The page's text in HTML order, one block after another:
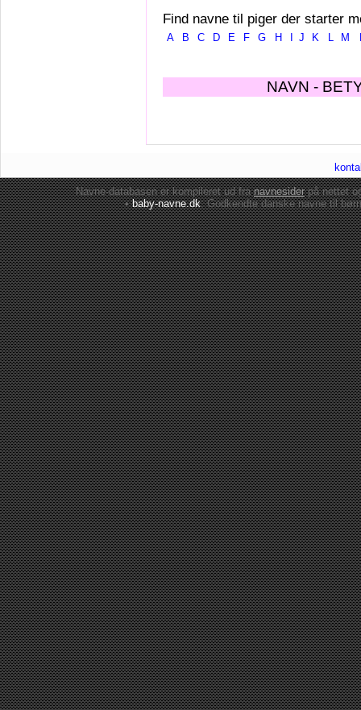
Find navne til piger der starter
A B C D E F G H J K L M
NAVN -
Navne-databasen er kompileret ud franavnesiderpå nettet
•baby-navne.dk: Godkendte danskenavne til børn